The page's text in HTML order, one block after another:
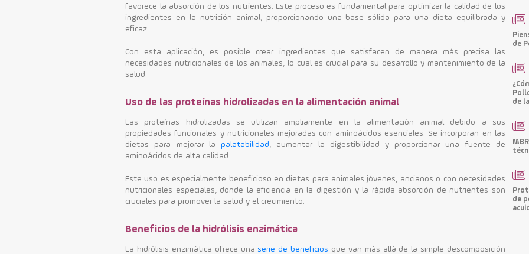
favorece la absorción de los nutrientes. Este proceso es fundamental para optimizar la calidad de los
ingredientes en la nutrición animal, proporcionando una base sólida para una dieta equilibrada y
eficaz.
Con esta aplicación, es posible crear ingredientes que satisfacen de manera más precisa las
necesidades nutricionales de los animales, lo cual es crucial para su desarrollo y mantenimiento de la
salud.
Uso de las proteínas hidrolizadas en la alimentación animal
Las proteínas hidrolizadas se utilizan ampliamente en la alimentación animal debido a sus
propiedades funcionales y nutricionales mejoradas con aminoácidos esenciales. Se incorporan en las
dietas para mejorar lapalatabilidad, aumentar la digestibilidad y proporcionar una fuente de
aminoácidos de alta calidad.
Este uso es especialmente beneficioso en dietas para animales jóvenes, ancianos o con necesidades
nutricionales especiales, donde la eficiencia en la digestión y la rápida absorción de nutrientes son
cruciales para promover la salud y el crecimiento.
Beneficios de la hidrólisis enzimática
La hidrólisis enzimática ofrece una serie de beneficios que van más allá de la simple descomposición
de
de
de